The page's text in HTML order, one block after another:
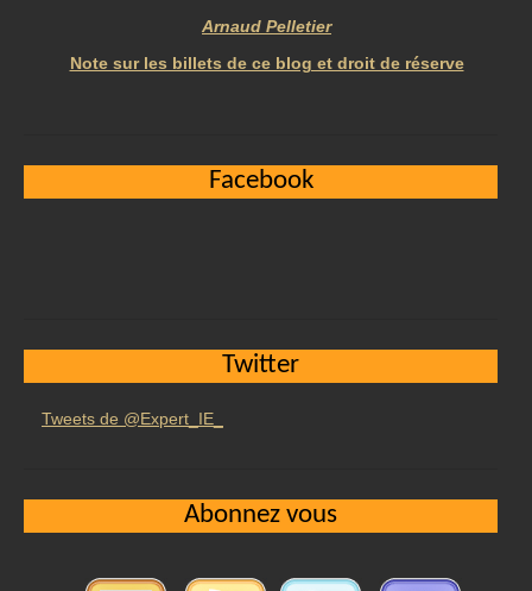
Arnaud Pelletier
Note sur les billets de ce blog et droit de réserve
Facebook
Twitter
Tweets de @Expert_IE_
Abonnez vous